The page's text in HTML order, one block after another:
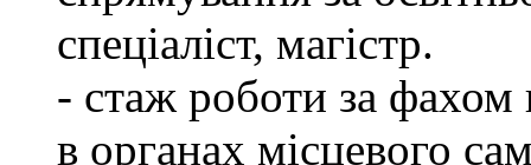
спеціаліст, магістр.
- стаж роботи за фахом
в органах місцевого